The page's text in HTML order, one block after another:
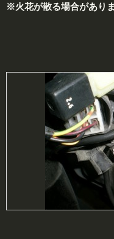
※火花が散る場合があり